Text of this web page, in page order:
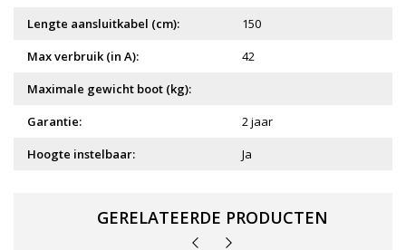
Lengte aansluitkabel (cm):
150
Max verbruik (in A):
42
Maximale gewicht boot (kg):
Garantie:
2 jaar
Hoogte instelbaar:
Ja
GERELATEERDE PRODUCTEN